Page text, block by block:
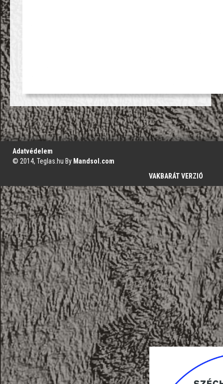
';
Adatvédelem
© 2014, Teglas.hu By Mandsol.com
VAKBARÁT VERZIÓ